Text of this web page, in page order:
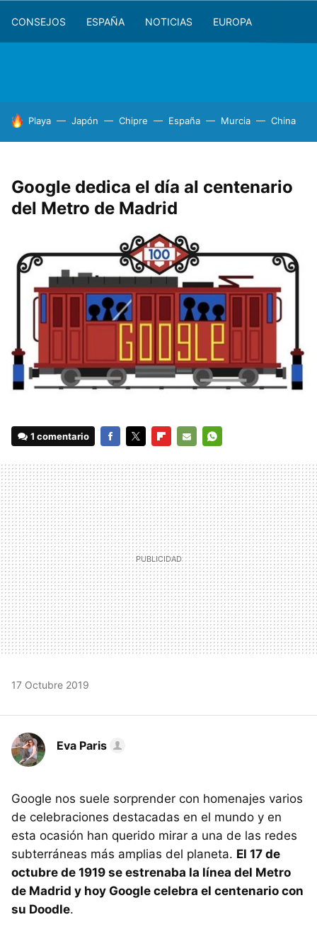
CONSEJOS ESPAÑA NOTICIAS EUROPA
HOY SE HABLA DE
Playa Japón Chipre España Murcia China
Google dedica el día al centenario
del Metro de Madrid
1 comentario
MAIL
17 Octubre 2019
Eva Paris
Google nos suele sorprender con homenajes varios
de celebraciones destacadas en el mundo y en
esta ocasión han querido mirar a una de las redes
subterráneas más amplias del planeta. El 17 de
octubre de 1919 se estrenaba la línea del Metro
de Madrid y hoy Google celebra el centenario con
su Doodle.